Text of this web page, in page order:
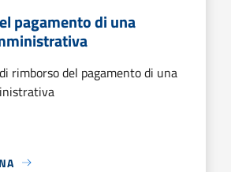
pagamento di una
rimborso del pagamento di una